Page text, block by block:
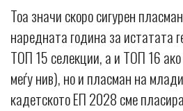
Тоа значи скоро сигурен
наредната година за истатата
ТОП 15 селекции, а и ТОП 16
меѓу нив), но и пласман на
кадетското ЕП 2028 сме